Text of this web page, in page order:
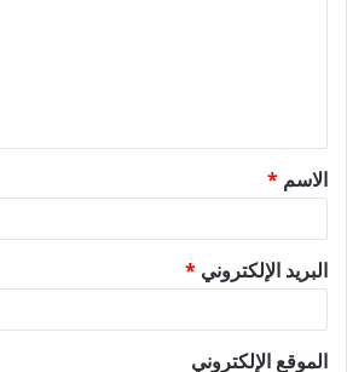
ق
*
الاسم *
البريد الإلكتروني *
الموقع الإلكتروني